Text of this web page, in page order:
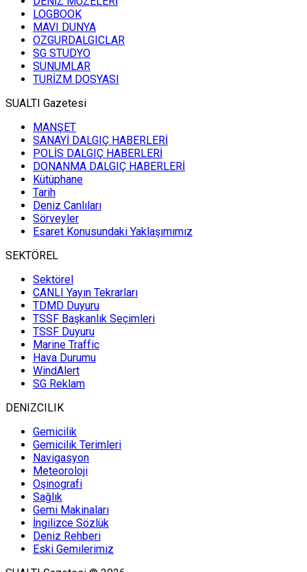
LOGBOOK
MAVI DUNYA
OZGURDALGICLAR
SG STUDYO
SUNUMLAR
TURİZM DOSYASI
SUALTI Gazetesi
MANŞET
SANAYİ DALGIÇ HABERLERİ
POLİS DALGIÇ HABERLERİ
DONANMA DALGIÇ HABERLERİ
Kütüphane
Tarih
Deniz Canlıları
Sörveyler
Esaret Konusundaki Yaklaşımımız
SEKTÖREL
Sektörel
CANLI Yayın Tekrarları
TDMD Duyuru
TSSF Başkanlık Seçimleri
TSSF Duyuru
Marine Traffic
Hava Durumu
WindAlert
SG Reklam
DENIZCILIK
Gemicilik
Gemicilik Terimleri
Navigasyon
Meteoroloji
Oşinografi
Sağlık
Gemi Makinaları
İngilizce Sözlük
Deniz Rehberi
Eski Gemilerimiz